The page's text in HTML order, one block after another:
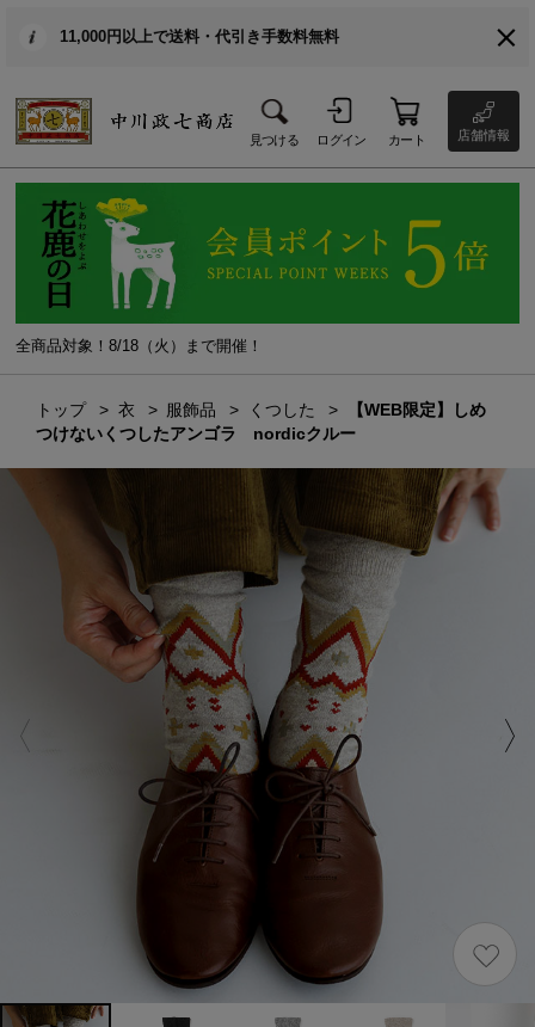
11,000円以上で送料・代引き手数料無料
見つける ログイン カート 店舗情報
全商品対象！8/18（火）まで開催！
トップ 衣 服飾品 くつした
【WEB限定】しめ
つけないくつしたアンゴラ nordicクルー